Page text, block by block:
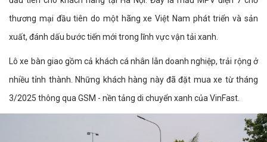
thương mại đầu tiên do một hãng xe Việt Nam phát triển và sản
xuất, đánh dấu bước tiến mới trong lĩnh vực vận tải xanh.
Lô xe bàn giao gồm cả khách cá nhân lẫn doanh nghiệp, trải rộng ở
nhiều tỉnh thành. Những khách hàng này đã đặt mua xe từ tháng
3/2025 thông qua GSM - nền tảng di chuyển xanh của VinFast.